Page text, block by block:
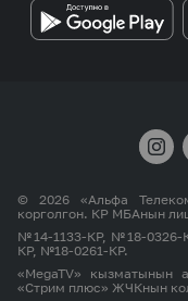
MEGA бренди
© 2026 «Альфа
корголгон. КР МБАнын
№14-1133-КР, №18-
КР, №18-0261-КР.
«MegaTV» кызматынын
«Стрим плюс» ЖЧКнын